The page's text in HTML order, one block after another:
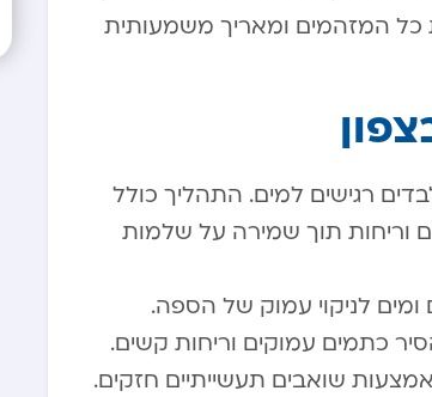
כל המזהמים ומאריך משמעותית
רגישים למים. התהליך כולל
וריחות תוך שמירה על שלמות
ומים לניקוי עמוק של הספה.
כתמים עמוקים וריחות קשים.
שואבים תעשייתיים חזקים.